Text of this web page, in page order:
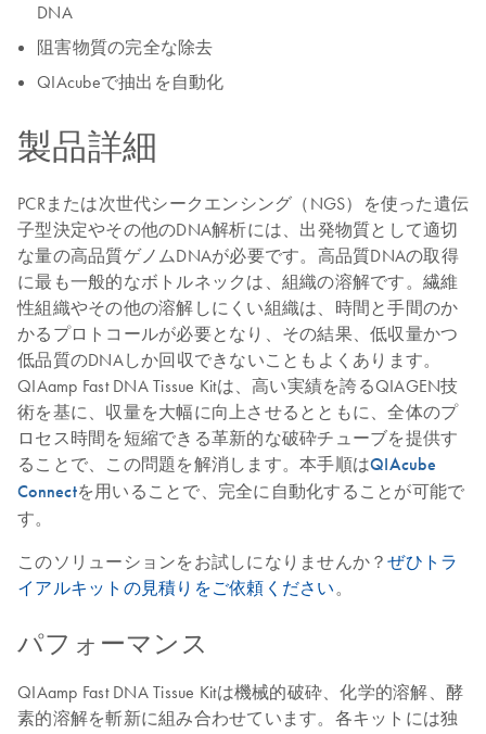
DNA
阻害物質の完全な除去
QIAcubeで抽出を自動化
製品詳細
PCRまたは次世代シークエンシング（NGS）を使った遺伝
子型決定やその他のDNA解析には、出発物質として適切
な量の高品質ゲノムDNAが必要です。高品質DNAの取得
に最も一般的なボトルネックは、組織の溶解です。繊維
性組織やその他の溶解しにくい組織は、時間と手間のか
かるプロトコールが必要となり、その結果、低収量かつ
低品質のDNAしか回収できないこともよくあります。
QIAamp Fast DNA Tissue Kitは、高い実績を誇るQIAGEN技
術を基に、収量を大幅に向上させるとともに、全体のプ
ロセス時間を短縮できる革新的な破砕チューブを提供す
ることで、この問題を解消します。本手順はQIAcube
Connectを用いることで、完全に自動化することが可能で
す。
このソリューションをお試しになりませんか？ぜひトラ
イアルキットの見積りをご依頼ください。
パフォーマンス
QIAamp Fast DNA Tissue Kitは機械的破砕、化学的溶解、酵
素的溶解を斬新に組み合わせています。各キットには独